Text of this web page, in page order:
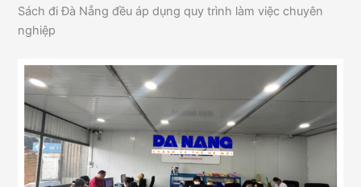
Sách đi Đà Nẵng đều áp dụng quy trình làm việc chuyên
nghiệp